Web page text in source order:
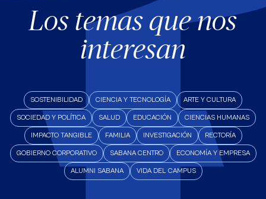
Los temas que nos
interesan
SOSTENIBILIDAD CIENCIA Y TECNOLOGÍA ARTE Y CULTURA
SOCIEDAD Y POLÍTICA SALUD EDUCACIÓN CIENCIAS HUMANAS
IMPACTO TANGIBLE FAMILIA INVESTIGACIÓN RECTORÍA
GOBIERNO CORPORATIVO SABANA CENTRO ECONOMÍA Y EMPRESA
ALUMNI SABANA VIDA DEL CAMPUS